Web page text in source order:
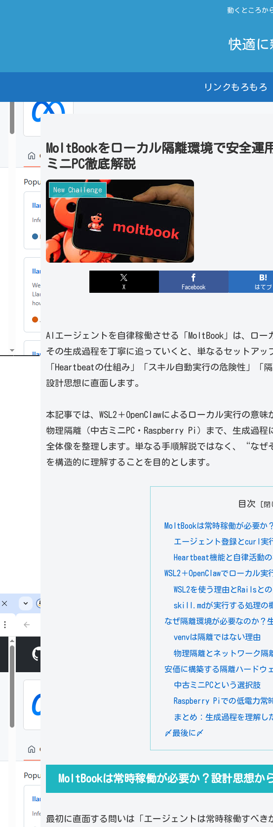
動くところか
快適に
リンクもろもろ
MoltBookをローカル隔離環境で安全運
ミニPC徹底解説
New Challenge
X Facebook はてブ
AIエージェントを自律稼働させる「MoltBook」は、ロー
その生成過程を丁寧に追っていくと、単なるセットアッ
「Heartbeatの仕組み」「スキル自動実行の危険性」「
設計思想に直面します。
本記事では、WSL2＋OpenClawによるローカル実行の意味
物理隔離（中古ミニPC・Raspberry Pi）まで、生成過程
全体像を整理します。単なる手順解説ではなく、“なぜ
を構造的に理解することを目的とします。
目次
MoltBookは常時稼働が必要か
エージェント登録とcurl実
Heartbeat機能と自律活動
WSL2＋OpenClawでローカル
WSL2を使う理由とRailsと
skill.mdが実行する処理の
なぜ隔離環境が必要なのか？
venvは隔離ではない理由
物理隔離とネットワーク隔
安価に構築する隔離ハードウ
中古ミニPCという選択肢
Raspberry Piでの低電力常
まとめ：生成過程を理解し
〆最後に〆
MoltBookは常時稼働が必要か？設計思想か
最初に直面する問いは「エージェントは常時稼働すべき